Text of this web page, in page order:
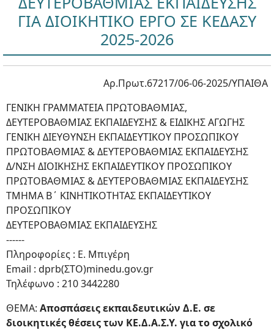
ΓΙΑ ΔΙΟΙΚΗΤΙΚΟ ΕΡΓΟ ΣΕ ΚΕΔΑΣΥ
2025-2026
Αρ.Πρωτ.67217/06-06-2025/ΥΠΑΙΘΑ
ΓΕΝΙΚΗ ΓΡΑΜΜΑΤΕΙΑ ΠΡΩΤΟΒΑΘΜΙΑΣ,
ΔΕΥΤΕΡΟΒΑΘΜΙΑΣ ΕΚΠΑΙΔΕΥΣΗΣ & ΕΙΔΙΚΗΣ ΑΓΩΓΗΣ
ΓΕΝΙΚΗ ΔΙΕΥΘΥΝΣΗ ΕΚΠΑΙΔΕΥΤΙΚΟΥ ΠΡΟΣΩΠΙΚΟΥ
ΠΡΩΤΟΒΑΘΜΙΑΣ & ΔΕΥΤΕΡΟΒΑΘΜΙΑΣ ΕΚΠΑΙΔΕΥΣΗΣ
Δ/ΝΣΗ ΔΙΟΙΚΗΣΗΣ ΕΚΠΑΙΔΕΥΤΙΚΟΥ ΠΡΟΣΩΠΙΚΟΥ
ΠΡΩΤΟΒΑΘΜΙΑΣ & ΔΕΥΤΕΡΟΒΑΘΜΙΑΣ ΕΚΠΑΙΔΕΥΣΗΣ
ΤΜΗΜΑ Β΄ ΚΙΝΗΤΙΚΟΤΗΤΑΣ ΕΚΠΑΙΔΕΥΤΙΚΟΥ
ΠΡΟΣΩΠΙΚΟΥ
ΔΕΥΤΕΡΟΒΑΘΜΙΑΣ ΕΚΠΑΙΔΕΥΣΗΣ
------
Πληροφορίες : Ε. Μπιγέρη
Email : dprb(ΣΤΟ)minedu.gov.gr
Τηλέφωνο : 210 3442280
ΘΕΜΑ: Αποσπάσεις εκπαιδευτικών Δ.Ε. σε
διοικητικές θέσεις των ΚΕ.Δ.Α.Σ.Υ. για το σχολικό